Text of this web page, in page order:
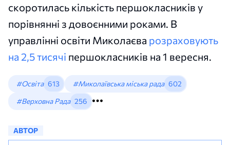
скоротилась кількість першокласників у
порівнянні з довоєнними роками. В
управлінні освіти Миколаєва розраховують
на 2,5 тисячі першокласників на 1 вересня.
#Освіта 613 #Миколаївська міська рада 602
#Верховна Рада 256
АВТОР